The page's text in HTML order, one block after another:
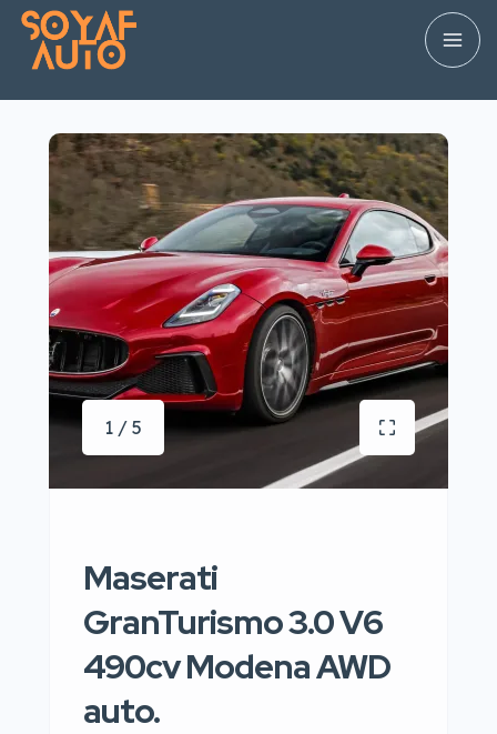
1 / 5
Maserati
GranTurismo 3.0 V6
490cv Modena AWD
auto.